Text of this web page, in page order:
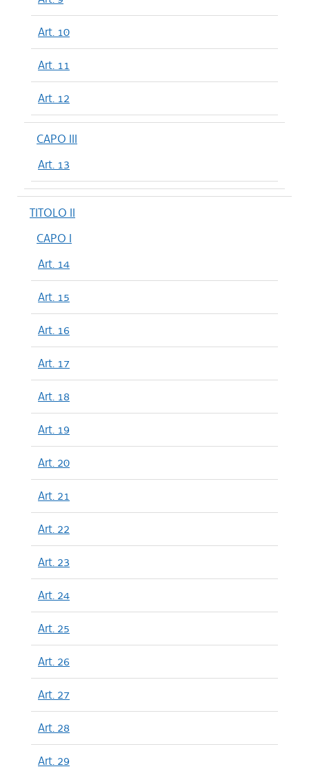
Art. 10
Art. 11
Art. 12
CAPO III
Art. 13
TITOLO II
CAPO I
Art. 14
Art. 15
Art. 16
Art. 17
Art. 18
Art. 19
Art. 20
Art. 21
Art. 22
Art. 23
Art. 24
Art. 25
Art. 26
Art. 27
Art. 28
Art. 29